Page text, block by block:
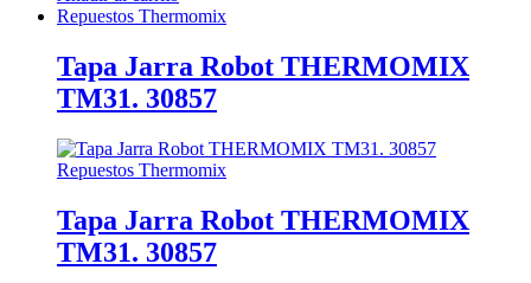
Repuestos Thermomix
Tapa Jarra Robot THERMOMIX
TM31. 30857
Repuestos Thermomix
Tapa Jarra Robot THERMOMIX
TM31. 30857